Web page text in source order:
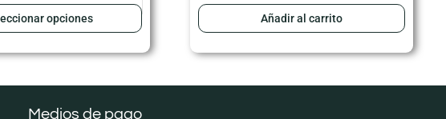
opciones Añadir al carrito
Medios de pago